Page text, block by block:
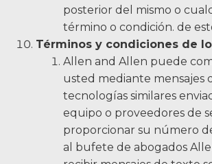
posterior del mismo o
término o condición. de
Términos y condiciones de
Allen and Allen puede
usted mediante mensajes
tecnologías similares
equipo o proveedores de
proporcionar su número
al bufete de abogados